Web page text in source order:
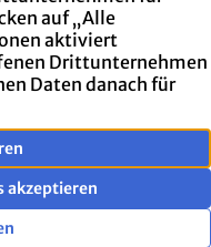
Einstellungen
immobilien.de